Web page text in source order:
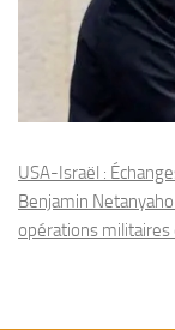
USA-Israël :
Benjamin
opérations militaires